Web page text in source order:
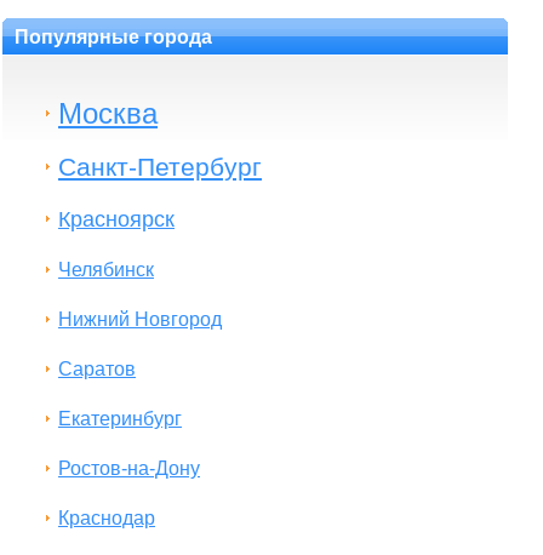
Популярные города
Москва
Санкт-Петербург
Красноярск
Челябинск
Нижний Новгород
Саратов
Екатеринбург
Ростов-на-Дону
Краснодар